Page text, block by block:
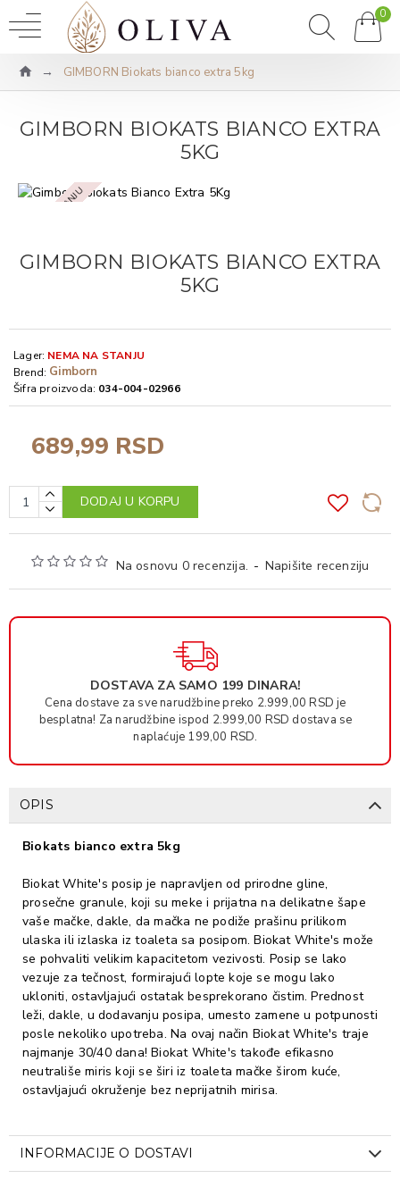
0
GIMBORN Biokats bianco extra 5kg
GIMBORN BIOKATS BIANCO EXTRA
5KG
NEMA NA STANJU
GIMBORN BIOKATS BIANCO EXTRA
5KG
Na osnovu 0 recenzija. - Napišite recenziju
689,99 RSD
Lager: NEMA NA STANJU
Brend: Gimborn
Šifra proizvoda: 034-004-02966
DODAJ U KORPU
DOSTAVA ZA SAMO 199 DINARA!
Cena dostave za sve narudžbine preko 2.999,00 RSD je
besplatna! Za narudžbine ispod 2.999,00 RSD dostava se
naplaćuje 199,00 RSD.
OPIS
Biokats bianco extra 5kg
Biokat White's posip je napravljen od prirodne gline,
prosečne granule, koji su meke i prijatna na delikatne šape
vaše mačke, dakle, da mačka ne podiže prašinu prilikom
ulaska ili izlaska iz toaleta sa posipom. Biokat White's može
se pohvaliti velikim kapacitetom vezivosti. Posip se lako
vezuje za tečnost, formirajući lopte koje se mogu lako
ukloniti, ostavljajući ostatak besprekorano čistim. Prednost
leži, dakle, u dodavanju posipa, umesto zamene u potpunosti
posle nekoliko upotreba. Na ovaj način Biokat White's traje
najmanje 30/40 dana! Biokat White's takođe efikasno
neutrališe miris koji se širi iz toaleta mačke širom kuće,
ostavljajući okruženje bez neprijatnih mirisa.
INFORMACIJE O DOSTAVI